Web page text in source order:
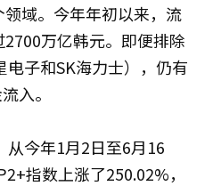
域。今年年初以来，流
万亿韩元。即便排除
子和SK海力士），仍有
入。
从今年1月2日至6月16
指数上涨了250.02%，